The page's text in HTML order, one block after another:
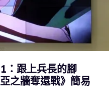
：跟上兵長的腳
之牆奪還戰》簡易